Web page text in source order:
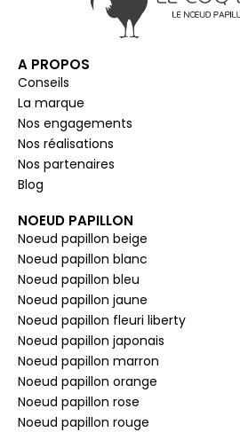
A PROPOS
Conseils
La marque
Nos engagements
Nos réalisations
Nos partenaires
Blog
NOEUD PAPILLON
Noeud papillon beige
Noeud papillon blanc
Noeud papillon bleu
Noeud papillon jaune
Noeud papillon fleuri liberty
Noeud papillon japonais
Noeud papillon marron
Noeud papillon orange
Noeud papillon rose
Noeud papillon rouge